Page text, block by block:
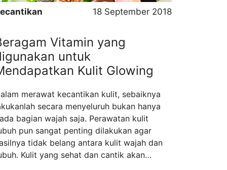
18 September 2018
Vitamin yang
untuk
Kulit Glowing
merawat kecantikan kulit, sebaiknya
secara menyeluruh bukan hanya
bagian wajah saja. Perawatan kulit
pun sangat penting dilakukan agar
tidak belang antara kulit wajah dan
Kulit yang sehat dan cantik akan